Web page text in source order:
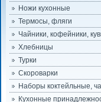
Ножи кухонные
Термосы, фляги
Чайники, кофейники,
Хлебницы
Турки
Скороварки
Наборы коктейльные,
Кухонные